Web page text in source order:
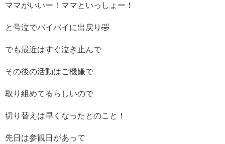
ママがいいー！ママといっしょー！
と号泣でバイバイに出戻り🤣
でも最近はすぐ泣き止んで
その後の活動はご機嫌で
取り組めてるらしいので
切り替えは早くなったとのこと！
先日は参観日があって